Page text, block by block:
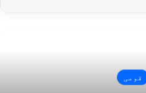
قومی